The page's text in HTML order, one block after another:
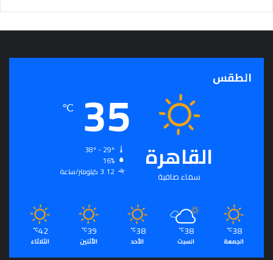
الطقس
القاهرة
سماء صافية
35
℃
16%
3.12 كيلومتر/ساعة
38
℃
الجمعة
38
℃
السبت
38
℃
الأحد
39
℃
الأثنين
42
℃
الثلاثاء